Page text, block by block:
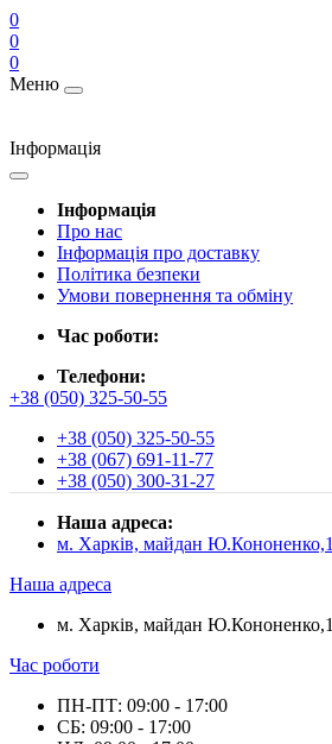
0
0
0
Меню
Інформація
Інформація
Про нас
Інформація про доставку
Політика безпеки
Умови повернення та обміну
Час роботи:
Телефони:
+38 (050) 325-50-55
+38 (050) 325-50-55
+38 (067) 691-11-77
+38 (050) 300-31-27
Наша адреса:
м. Харків, майдан Ю.Кононенко,1
Наша адреса
м. Харків, майдан Ю.Кононенко,1
Час роботи
ПН-ПТ: 09:00 - 17:00
СБ: 09:00 - 17:00